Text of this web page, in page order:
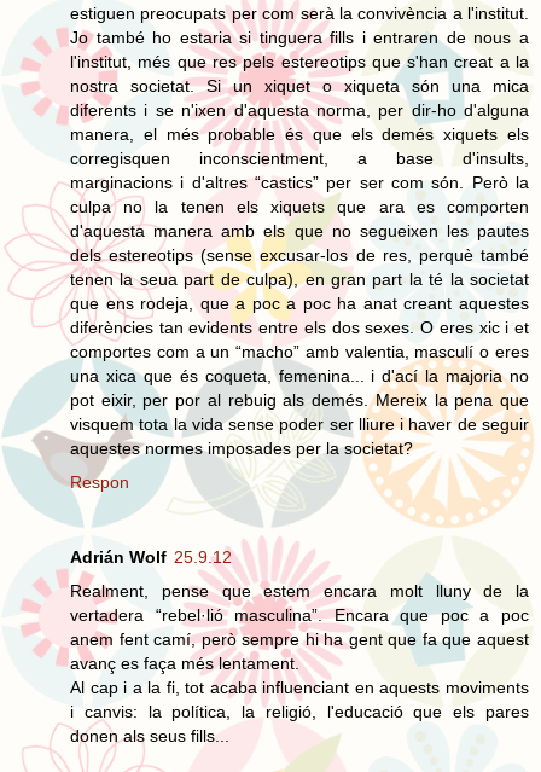
estiguen preocupats per com serà la convivència a l'institut.
Jo també ho estaria si tinguera fills i entraren de nous a
l'institut, més que res pels estereotips que s'han creat a la
nostra societat. Si un xiquet o xiqueta són una mica
diferents i se n'ixen d'aquesta norma, per dir-ho d'alguna
manera, el més probable és que els demés xiquets els
corregisquen inconscientment, a base d'insults,
marginacions i d'altres “castics” per ser com són. Però la
culpa no la tenen els xiquets que ara es comporten
d'aquesta manera amb els que no segueixen les pautes
dels estereotips (sense excusar-los de res, perquè també
tenen la seua part de culpa), en gran part la té la societat
que ens rodeja, que a poc a poc ha anat creant aquestes
diferències tan evidents entre els dos sexes. O eres xic i et
comportes com a un “macho” amb valentia, masculí o eres
una xica que és coqueta, femenina... i d'ací la majoria no
pot eixir, per por al rebuig als demés. Mereix la pena que
visquem tota la vida sense poder ser lliure i haver de seguir
aquestes normes imposades per la societat?
Respon
Adrián Wolf 25.9.12
Realment, pense que estem encara molt lluny de la
vertadera “rebel·lió masculina”. Encara que poc a poc
anem fent camí, però sempre hi ha gent que fa que aquest
avanç es faça més lentament.
Al cap i a la fi, tot acaba influenciant en aquests moviments
i canvis: la política, la religió, l'educació que els pares
donen als seus fills...